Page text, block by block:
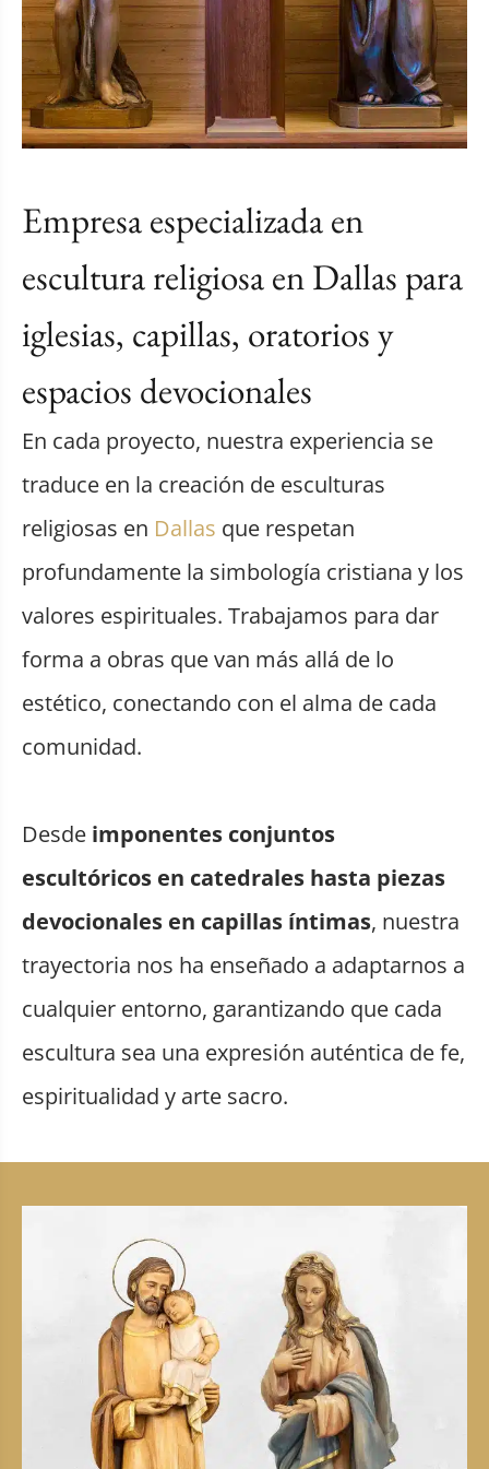
Empresa especializada en
escultura religiosa en Dallas para
iglesias, capillas, oratorios y
espacios devocionales
En cada proyecto, nuestra experiencia se
traduce en la creación de esculturas
religiosas en Dallas que respetan
profundamente la simbología cristiana y los
valores espirituales. Trabajamos para dar
forma a obras que van más allá de lo
estético, conectando con el alma de cada
comunidad.
Desde imponentes conjuntos
escultóricos en catedrales hasta piezas
devocionales en capillas íntimas, nuestra
trayectoria nos ha enseñado a adaptarnos a
cualquier entorno, garantizando que cada
escultura sea una expresión auténtica de fe,
espiritualidad y arte sacro.